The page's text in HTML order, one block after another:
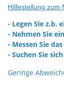
Hilfestellung zum
- Legen Sie z.b.
- Nehmen Sie
- Messen Sie
- Suchen Sie
Geringe